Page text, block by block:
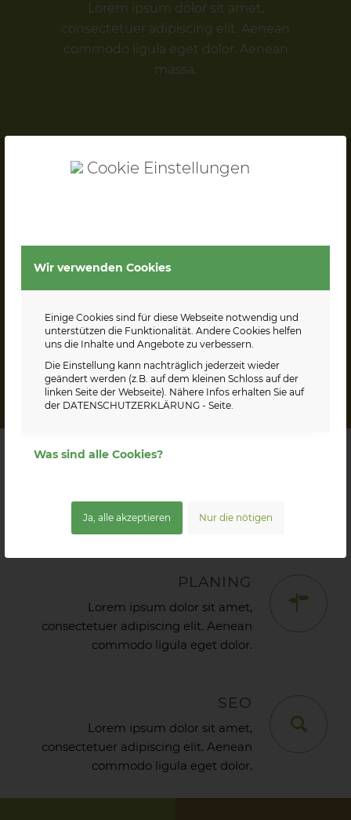
Cookie Einstellungen
Wir verwenden Cookies
Einige Cookies sind für diese Webseite notwendig und
unterstützen die Funktionalität. Andere Cookies helfen
uns die Inhalte und Angebote zu verbessern.
Die Einstellung kann nachträglich jederzeit wieder
geändert werden (z.B. auf dem kleinen Schloss auf der
linken Seite der Webseite). Nähere Infos erhalten Sie auf
der DATENSCHUTZERKLÄRUNG - Seite.
Was sind alle Cookies?
Ja, alle akzeptieren Nur die nötigen
Lorem ipsum dolor sit amet,
consectetuer adipiscing elit. Aenean
commodo ligula eget dolor. Aenean
massa.
DEVELOPMENT
consequat vitae, eleifend ac, enim.
Aliquam lorem ante, dapibus in, viverra
quis, feugiat a, tellus.
consectetuer adipiscing elit. Aenean
commodo ligula eget dolor.
PLANING
Lorem ipsum dolor sit amet,
consectetuer adipiscing elit. Aenean
commodo ligula eget dolor.
SEO
Lorem ipsum dolor sit amet,
consectetuer adipiscing elit. Aenean
commodo ligula eget dolor.